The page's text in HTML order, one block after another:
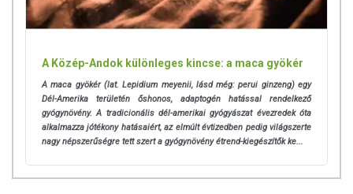
A Közép-Andok különleges kincse: a maca gyökér
A maca gyökér (lat. Lepidium meyenii, lásd még: perui ginzeng) egy
Dél-Amerika területén őshonos, adaptogén hatással rendelkező
gyógynövény. A tradicionális dél-amerikai gyógyászat évezredek óta
alkalmazza jótékony hatásaiért, az elmúlt évtizedben pedig világszerte
nagy népszerűségre tett szert a gyógynövény étrend-kiegészítők ke...